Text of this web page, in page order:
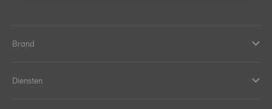
Brand
Diensten